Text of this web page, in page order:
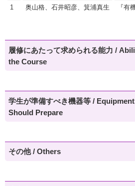
1 奥山格、石井昭彦、箕浦真生 『有
履修にあたって求められる能力 /
the Course
学生が準備すべき機器等 /
Should Prepare
その他 / Others